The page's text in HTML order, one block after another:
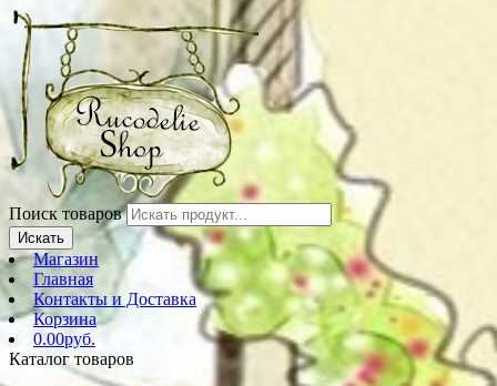
Поиск товаров
Искать
Магазин
Главная
Контакты и Доставка
Корзина
0.00руб.
Каталог товаров